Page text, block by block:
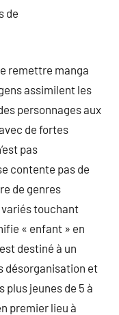
de
remettre manga
assimilent les
personnages aux
de fortes
pas
contente pas de
de genres
touchant
« enfant » en
destiné à un
désorganisation et
plus jeunes de 5 à
premier lieu à